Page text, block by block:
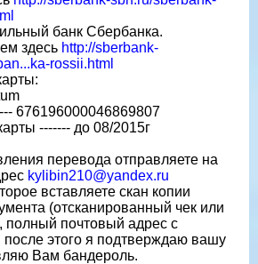
банк Сбербанка.
здесь http://sberbank-
rossii.html
676196000046869807
------- до 08/2015г
перевода отправляете на
kylibin210@yandex.ru
вставляете скан копии
(отсканированный чек или
полный почтовый адрес с
этого я подтверждаю вашу
Вам бандероль.